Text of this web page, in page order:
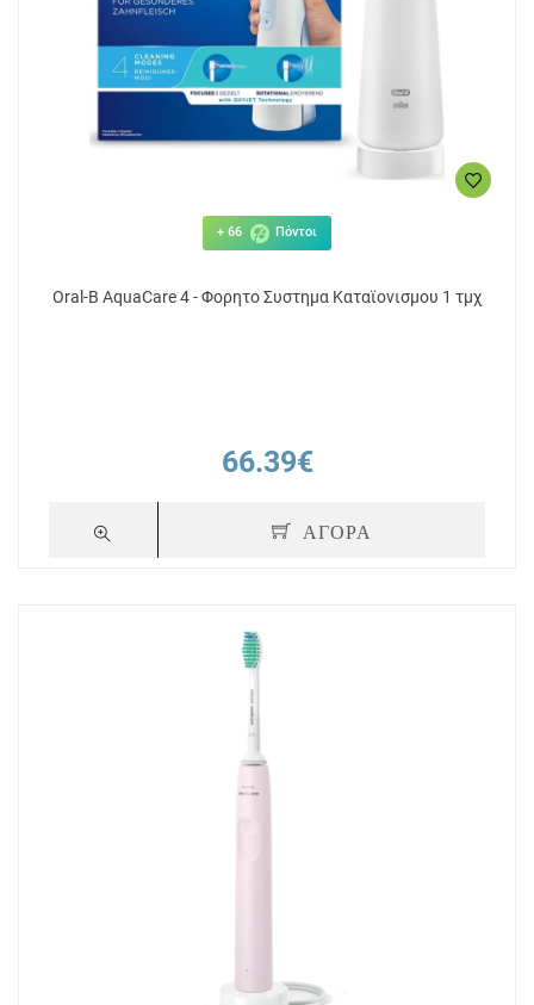
+ 66 Πόντοι
Oral-B AquaCare 4 - Φορητο Συστημα Καταϊονισμου 1 τμχ
66.39€
ΑΓΟΡΑ